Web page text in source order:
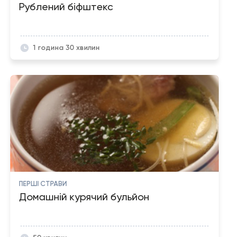
Рублений біфштекс
1 година 30 хвилин
ПЕРШІ СТРАВИ
Домашній курячий бульйон